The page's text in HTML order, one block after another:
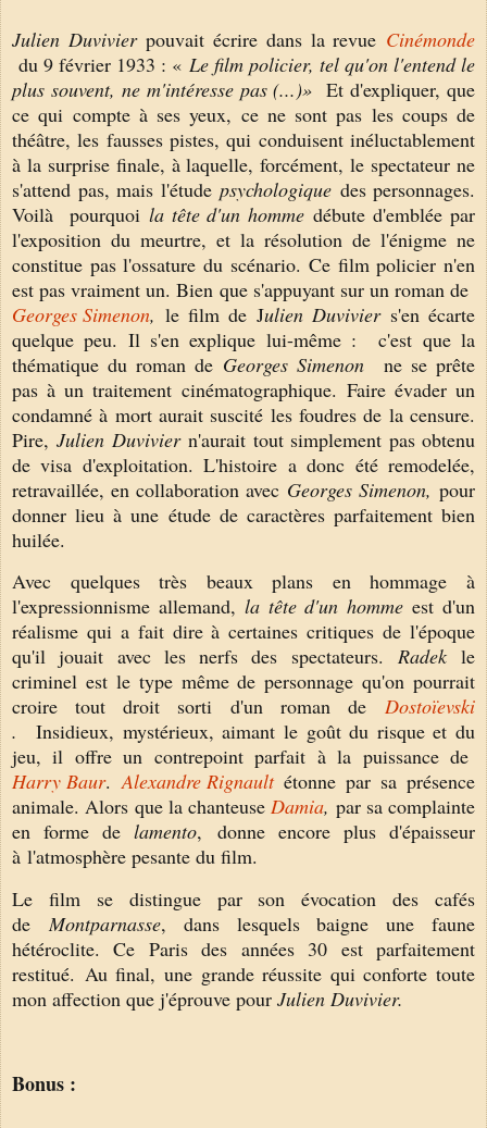
Julien Duvivierpouvait écrire dans la revue Cinémonde
du 9 février 1933 : « Le film policier, tel qu'on l'entend le
plus souvent, ne m'intéresse pas (...)» Et d'expliquer, que
ce qui compte à ses yeux, ce ne sont pas les coups de
théâtre, les fausses pistes, qui conduisent inéluctablement
à la surprise finale, à laquelle, forcément, le spectateur ne
s'attend pas, mais l'étude psychologique des personnages.
Voilà pourquoi la tête d'un homme débute d'emblée par
l'exposition du meurtre, et la résolution de l'énigme ne
constitue pas l'ossature du scénario.Ce film policier n'en
est pas vraiment un. Bien que s'appuyant sur un roman de
Georges Simenon, le film de Julien Duvivier s'en écarte
quelque peu. Il s'en explique lui-même :
c'est que la
thématique du roman de Georges Simenon ne se prête
pas à un traitement cinématographique. Faire évader un
condamné à mort aurait suscité les foudres de la censure.
Pire,Julien Duviviern'aurait tout simplement pas obtenu
de visa d'exploitation. L'histoire a donc été remodelée,
retravaillée, en collaboration avec Georges Simenon, pour
donner lieu à une étude de caractères parfaitement bien
huilée.
Avec quelques très beaux plans en hommage à
l'expressionnisme allemand, la tête d'un hommeest d'un
réalisme qui a fait dire à certaines critiques de l'époque
qu'il jouait avec les nerfs des spectateurs. Radekle
criminel est le type même de personnage qu'on pourrait
croire tout droit sorti d'un roman de
Dostoïevski
.
Insidieux, mystérieux, aimant le goût du risque et du
jeu, il offre un contrepoint parfait à la puissance de
Harry Baur.Alexandre Rignaultétonne par sa présence
animale. Alors que la chanteuse Damia, par sa complainte
en forme delamento, donne encore plus d'épaisseur
à l'atmosphère pesante du film.
Le film se distingue par son évocation des cafés
deMontparnasse, dans lesquels baigne une faune
hétéroclite. Ce Paris des années 30 est parfaitement
restitué. Au final, une grande réussite qui conforte toute
mon affection que j'éprouve pour Julien Duvivier.
Bonus :